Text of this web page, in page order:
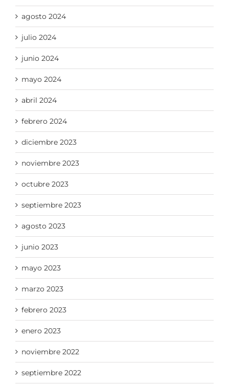
agosto 2024
julio 2024
junio 2024
mayo 2024
abril 2024
febrero 2024
diciembre 2023
noviembre 2023
octubre 2023
septiembre 2023
agosto 2023
junio 2023
mayo 2023
marzo 2023
febrero 2023
enero 2023
noviembre 2022
septiembre 2022